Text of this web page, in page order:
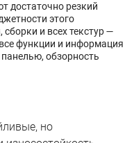
достаточно резкий
этого
и всех текстур —
функции и информация
обзорность
но